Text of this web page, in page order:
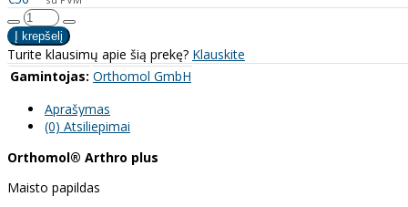
Turite klausimų apie šią prekę? Klauskite
Gamintojas: Orthomol GmbH
Aprašymas
(0) Atsiliepimai
Orthomol® Arthro plus
Maisto papildas